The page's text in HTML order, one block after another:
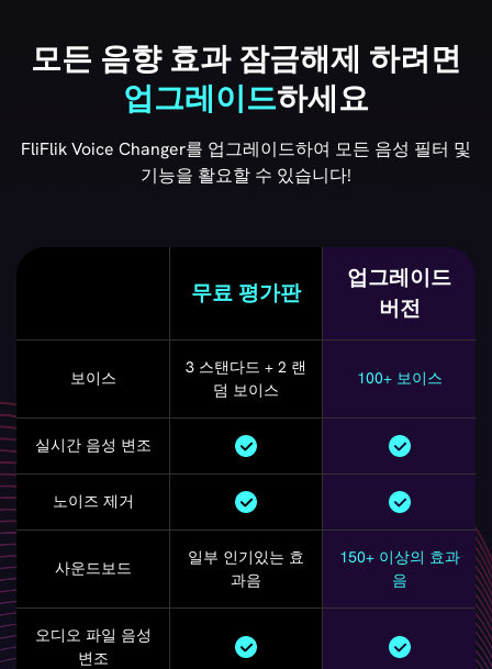
모든 음향 효과 잠금해제 하려면
업그레이드하세요
FliFlik Voice Changer를 업그레이드하여 모든 음성 필터 및
기능을 활요할 수 있습니다!
무료 평가판
업그레이드
버전
보이스
3 스탠다드 + 2 랜
덤 보이스
100+ 보이스
실시간 음성 변조
노이즈 제거
사운드보드
일부 인기있는 효
과음
150+ 이상의 효과
음
오디오 파일 음성
변조